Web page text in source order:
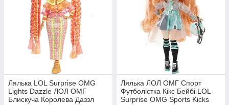
Лялька LOL Surprise OMG
Lights Dazzle ЛОЛ ОМГ
Блискуча Королева Даззл
Лялька ЛОЛ ОМГ Спорт
Футболістка Кікс Бейбі LOL
Surprise OMG Sports Kicks